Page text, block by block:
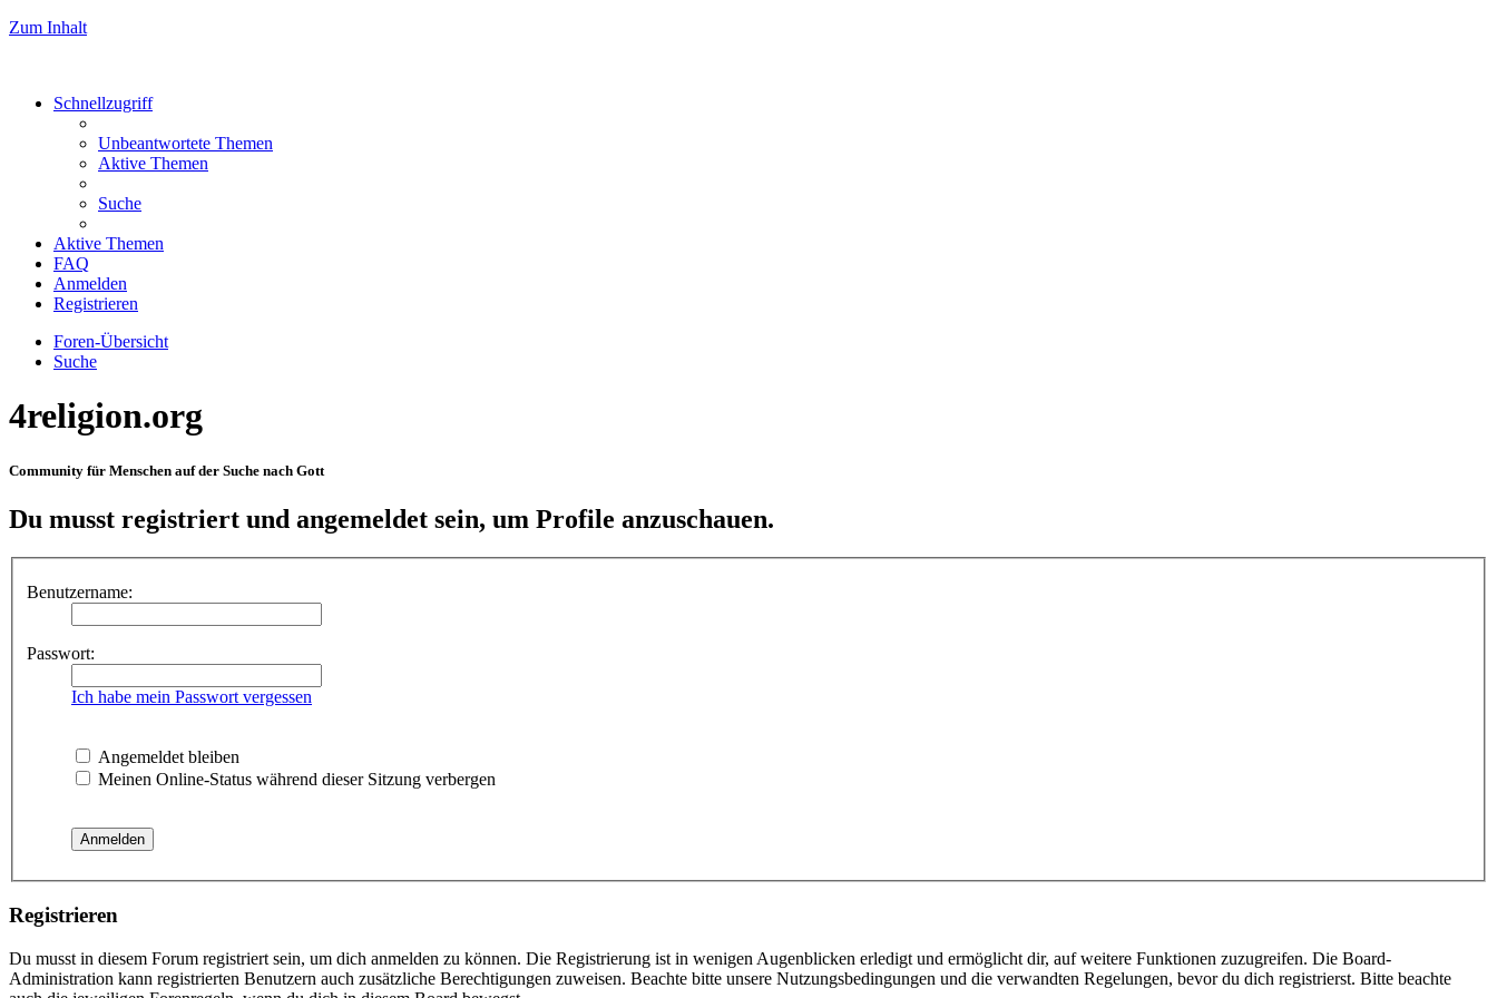
Zum Inhalt
Schnellzugriff
Unbeantwortete Themen
Aktive Themen
Suche
Aktive Themen
FAQ
Anmelden
Registrieren
Foren-Übersicht
Suche
4religion.org
Community für Menschen auf der Suche nach Gott
Du musst registriert und angemeldet sein, um Profile anzuschauen.
Benutzername:
Passwort:
Ich habe mein Passwort vergessen
Angemeldet bleiben
Meinen Online-Status während dieser Sitzung verbergen
Registrieren
Du musst in diesem Forum registriert sein, um dich anmelden zu können. Die Registrierung ist in wenigen Augenblicken erledigt und ermöglicht dir, auf weitere Funktionen zuzugreifen. Die Board-
Administration kann registrierten Benutzern auch zusätzliche Berechtigungen zuweisen. Beachte bitte unsere Nutzungsbedingungen und die verwandten Regelungen, bevor du dich registrierst. Bitte beachte